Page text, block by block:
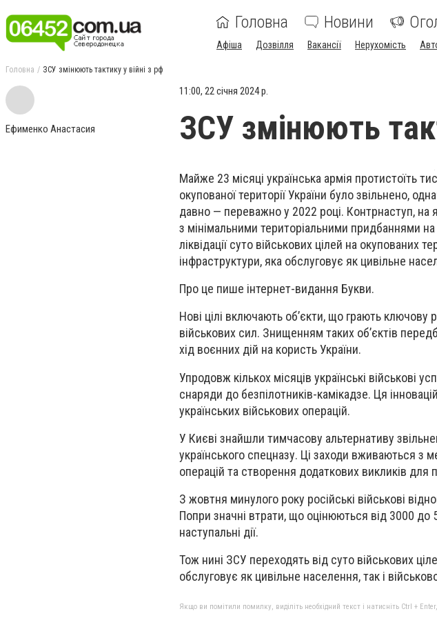
Головна Новини
Афіша Дозвілля Вакансії Нерухомість
Головна ЗСУ змінюють тактику у війні з рф
Ефименко Анастасия
11:00, 22 січня 2024 р.
ЗСУ змінюють
Майже 23 місяці українська армія протистоїть
окупованої території України було звільнено,
давно — переважно у 2022 році. Контрнаступ, на
з мінімальними територіальними придбаннями на
ліквідації суто військових цілей на окупованих
інфраструктури, яка обслуговує як цивільне
Про це пише інтернет-видання Букви.
Нові цілі включають об’єкти, що грають ключову
військових сил. Знищенням таких об’єктів
хід воєнних дій на користь України.
Упродовж кількох місяців українські військові
снаряди до безпілотників-камікадзе. Ця
українських військових операцій.
У Києві знайшли тимчасову альтернативу
українського спецназу. Ці заходи вживаються з
операцій та створення додаткових викликів для
З жовтня минулого року російські військові
Попри значні втрати, що оцінюються від 3000
наступальні дії.
Тож нині ЗСУ переходять від суто військових
обслуговує як цивільне населення, так і
Якщо ви помітили помилку, виділіть необхідний текст і натисніть Ctrl +